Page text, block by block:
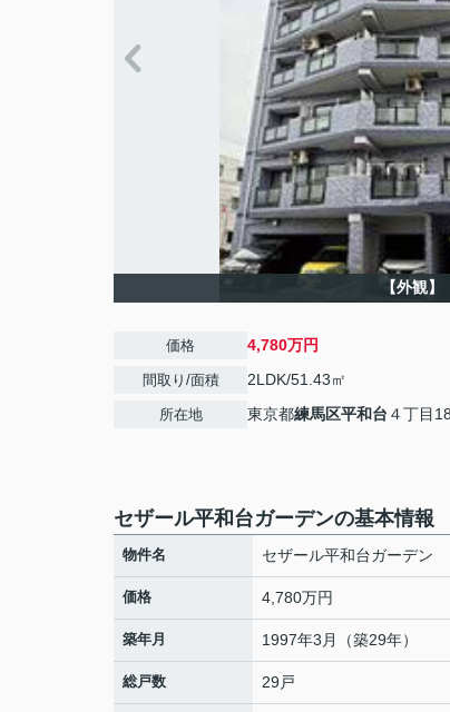
【外観】
価格 4,780万円
間取り/面積 2LDK/51.43㎡
所在地 東京都練馬区平和台 ４丁目
セザール平和台ガーデンの基本情報
物件名 セザール平和台ガーデン
価格 4,780万円
築年月 1997年3月（築29年）
総戸数 29戸